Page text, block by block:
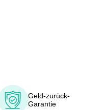
Geld-zurück-
Garantie